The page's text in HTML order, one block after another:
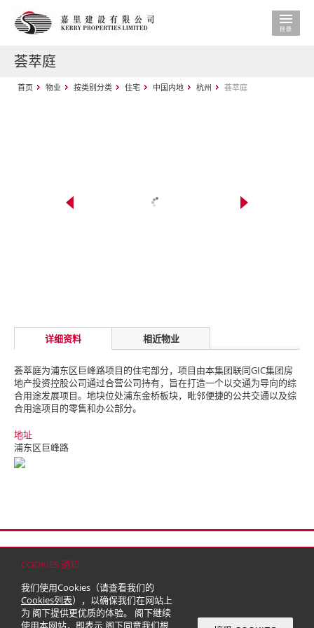
COOKIES 通知
我们使用Cookies（请查看我们的
Cookies列表），以确保我们在网站上
为 阁下提供更优质的体验。 阁下继续
使用本网站，即表示 阁下同意我们根
荟萃庭
首页 物业 按类别分类 住宅 中国内地 杭州 荟萃庭
详细资料 相近物业
荟萃庭为浦东区巨峰路项目的住宅部分，项目由本集团联同GIC集团房
地产投资控股公司通过合营公司持有，旨在打造一个以交通为导向的综
合用途发展项目。 地块位处浦东金桥板块，毗邻便捷的公共交通以及综
合用途项目的零售和办公部分。
地址
浦东区巨峰路
© 2026 嘉里建设有限公司 (于百慕达注册成立之有限公司)